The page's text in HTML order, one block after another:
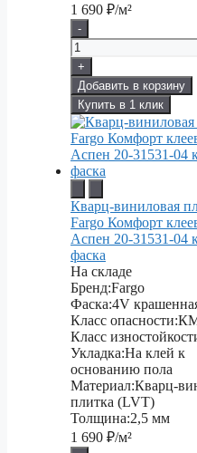
1 690 ₽/м²
-
+
Добавить в корзину
Купить в 1 клик
Кварц-виниловая
Fargo Комфорт
Аспен 20-31531-04
фаска
На складе
Бренд:Fargo
Фаска:4V
Класс опасности:
Класс
Укладка:На клей к
основанию пола
Материал:Кварц-
плитка (LVT)
Толщина:2,5 мм
1 690 ₽/м²